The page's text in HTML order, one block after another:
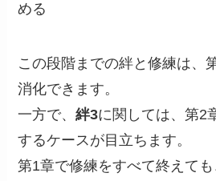
める
この段階までの絆と修練は、
消化できます。
一方で、絆3に関しては、第2
するケースが目立ちます。
第1章で修練をすべて終えて